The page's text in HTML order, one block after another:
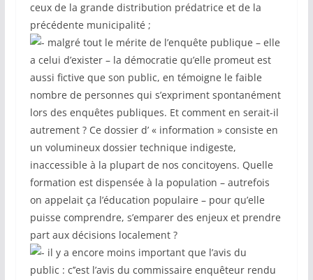
ceux de la grande distribution prédatrice et de la
précédente municipalité ;
malgré tout le mérite de l’enquête publique – elle
a celui d’exister – la démocratie qu’elle promeut est
aussi fictive que son public, en témoigne le faible
nombre de personnes qui s’expriment spontanément
lors des enquêtes publiques. Et comment en serait-il
autrement ? Ce dossier d’ « information » consiste en
un volumineux dossier technique indigeste,
inaccessible à la plupart de nos concitoyens. Quelle
formation est dispensée à la population – autrefois
on appelait ça l’éducation populaire – pour qu’elle
puisse comprendre, s’emparer des enjeux et prendre
part aux décisions localement ?
il y a encore moins important que l’avis du
public : c’’est l’avis du commissaire enquêteur rendu